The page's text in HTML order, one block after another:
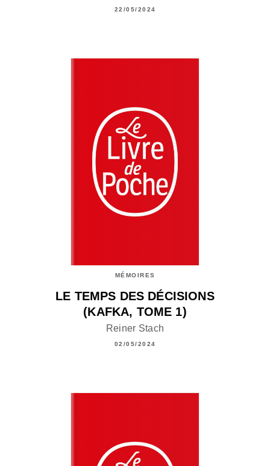
22/05/2024
MÉMOIRES
LE TEMPS DES DÉCISIONS
(KAFKA, TOME 1)
Reiner Stach
02/05/2024